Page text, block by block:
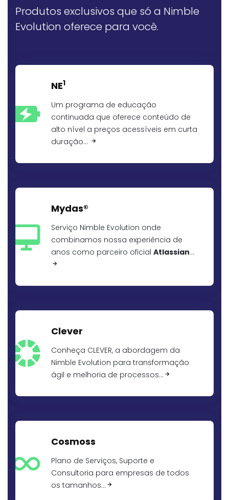
Produtos exclusivos que só a Nimble
Evolution oferece para você.
NE1
Um programa de educação
continuada que oferece conteúdo de
alto nível a preços acessíveis em curta
duração…
Mydas®
Serviço Nimble Evolution onde
combinamos nossa experiência de
anos como parceiro oficial Atlassian…
Clever
Conheça CLEVER, a abordagem da
Nimble Evolution para transformação
ágil e melhoria de processos…
Cosmoss
Plano de Serviços, Suporte e
Consultoria para empresas de todos
os tamanhos…